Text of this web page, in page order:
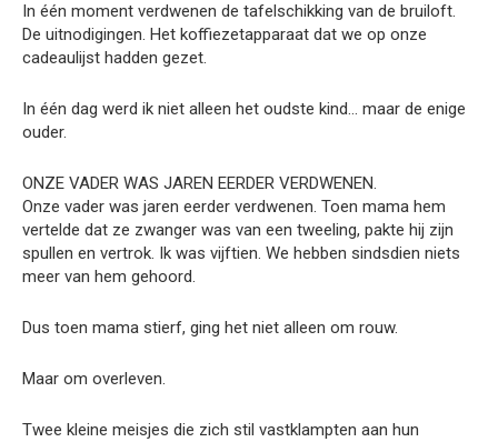
In één moment verdwenen de tafelschikking van de bruiloft.
De uitnodigingen. Het koffiezetapparaat dat we op onze
cadeaulijst hadden gezet.
In één dag werd ik niet alleen het oudste kind… maar de enige
ouder.
ONZE VADER WAS JAREN EERDER VERDWENEN.
Onze vader was jaren eerder verdwenen. Toen mama hem
vertelde dat ze zwanger was van een tweeling, pakte hij zijn
spullen en vertrok. Ik was vijftien. We hebben sindsdien niets
meer van hem gehoord.
Dus toen mama stierf, ging het niet alleen om rouw.
Maar om overleven.
Twee kleine meisjes die zich stil vastklampten aan hun